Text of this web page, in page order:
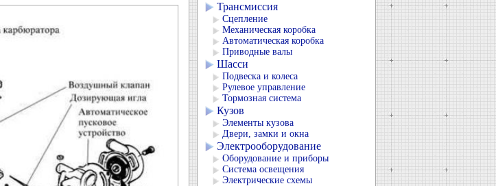
Трансмиссия
Сцепление
Механическая коробка
Автоматическая коробка
Приводные валы
Шасси
Подвеска и колеса
Рулевое управление
Тормозная система
Кузов
Элементы кузова
Двери, замки и окна
Электрооборудование
Оборудование и приборы
Система освещения
Электрические схемы